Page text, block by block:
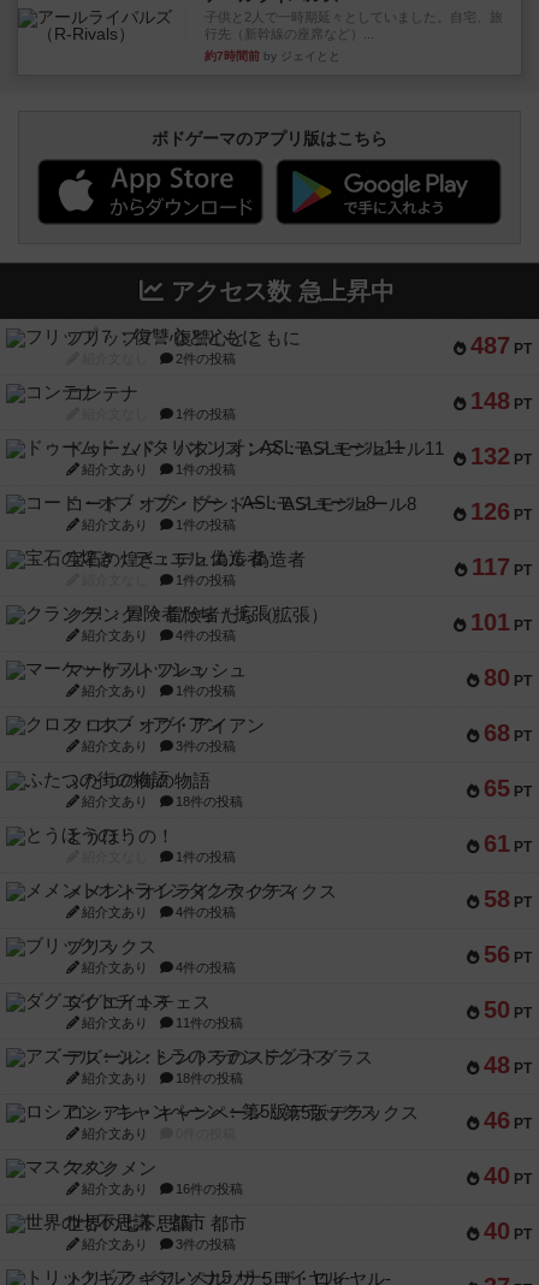
子供と2人で一時期延々としていました。自宅、旅
行先（新幹線の座席など）...
約7時間前 by ジェイとと
ボドゲーマのアプリ版はこちら
アクセス数 急上昇中
487 PT
フリップ７：復讐心とともに
2件の投稿
148 PT
コンテナ
1件の投稿
132 PT
ドゥームド・バタリオンズ：ASLモジュール11
紹介文あり 1件の投稿
126 PT
コード・オブ・ブシドー：ASLモジュール8
紹介文あり 1件の投稿
117 PT
宝石の煌き：デュエル 偽造者
1件の投稿
101 PT
クランク! ：冒険者たち（拡張）
紹介文あり 4件の投稿
80 PT
マーケットフレッシュ
紹介文あり 1件の投稿
68 PT
クロス・オブ・アイアン
紹介文あり 3件の投稿
65 PT
ふたつの街の物語
紹介文あり 18件の投稿
61 PT
とうほうの！
1件の投稿
58 PT
メメントオンラインタクティクス
紹介文あり 4件の投稿
56 PT
ブリックス
紹介文あり 4件の投稿
50 PT
ダグエイトチェス
紹介文あり 11件の投稿
48 PT
アズール：シントラのステンドグラス
紹介文あり 18件の投稿
46 PT
ロシアン・キャンペーン：第5版デラックス
紹介文あり
40 PT
マスクメン
紹介文あり 16件の投稿
40 PT
世界の七不思議：都市
紹介文あり 3件の投稿
トリックギア - ペルソナ5 ザ・ロイヤル-